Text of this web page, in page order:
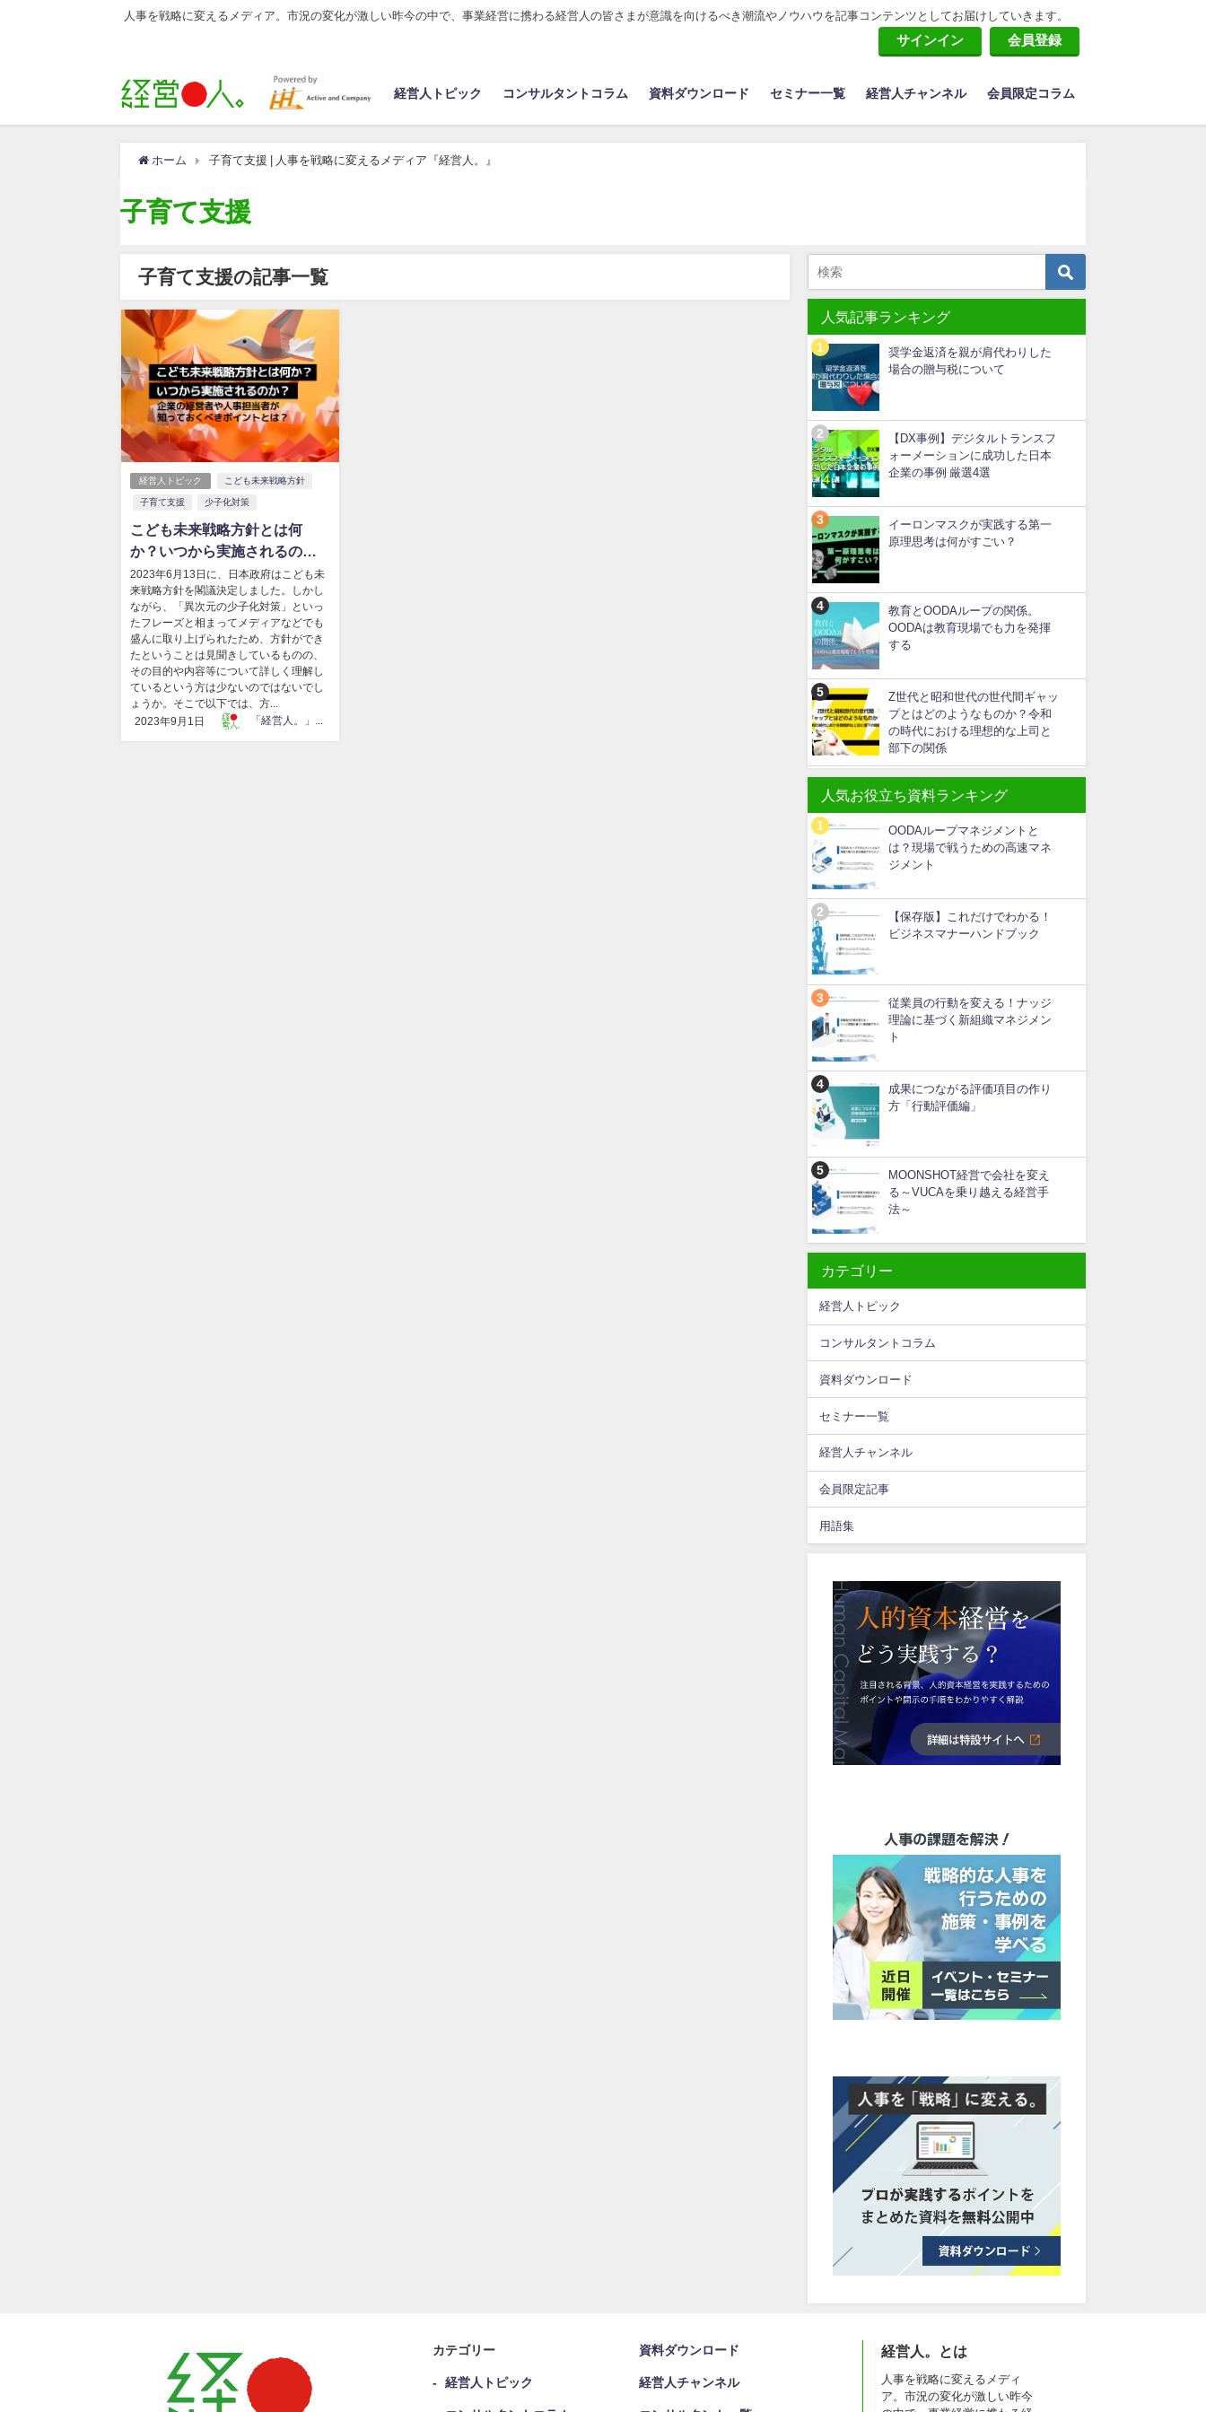
人事を戦略に変えるメディア。市況の変化が激しい昨今の中で、事業経営に携わる経営人の皆さまが意識を向けるべき潮流やノウハウを記事コンテンツとしてお届けしていきます。
サインイン 会員登録
経営人トピック コンサルタントコラム 資料ダウンロード セミナー一覧 経営人チャンネル 会員限定コラム
ホーム 子育て支援 | 人事を戦略に変えるメディア『経営人。』
子育て支援
子育て支援の記事一覧
経営人トピック こども未来戦略方針
子育て支援 少子化対策
こども未来戦略方針とは何
か？いつから実施されるの
か？企業の経営者や人事担当
者が知っておくべきポイント
とは？
2023年6月13日に、日本政府はこども未
来戦略方針を閣議決定しました。しかし
ながら、「異次元の少子化対策」といっ
たフレーズと相まってメディアなどでも
盛んに取り上げられたため、方針ができ
たということは見聞きしているものの、
その目的や内容等について詳しく理解し
ているという方は少ないのではないでし
ょうか。そこで以下では、方...
2023年9月1日
人気記事ランキング
奨学金返済を親が肩代わりした
場合の贈与税について
【DX事例】デジタルトランスフ
ォーメーションに成功した日本
企業の事例 厳選4選
イーロンマスクが実践する第一
原理思考は何がすごい？
教育とOODAループの関係。
OODAは教育現場でも力を発揮
する
Z世代と昭和世代の世代間ギャッ
プとはどのようなものか？令和
の時代における理想的な上司と
部下の関係
人気お役立ち資料ランキング
OODAループマネジメントと
は？現場で戦うための高速マネ
ジメント
【保存版】これだけでわかる！
ビジネスマナーハンドブック
従業員の行動を変える！ナッジ
理論に基づく新組織マネジメン
ト
成果につながる評価項目の作り
方「行動評価編」
MOONSHOT経営で会社を変え
る～VUCAを乗り越える経営手
法～
カテゴリー
経営人トピック
コンサルタントコラム
資料ダウンロード
セミナー一覧
経営人チャンネル
会員限定記事
用語集
カテゴリー
経営人トピック
資料ダウンロード
経営人チャンネル
経営人。とは
人事を戦略に変えるメディ
ア。市況の変化が激しい昨今